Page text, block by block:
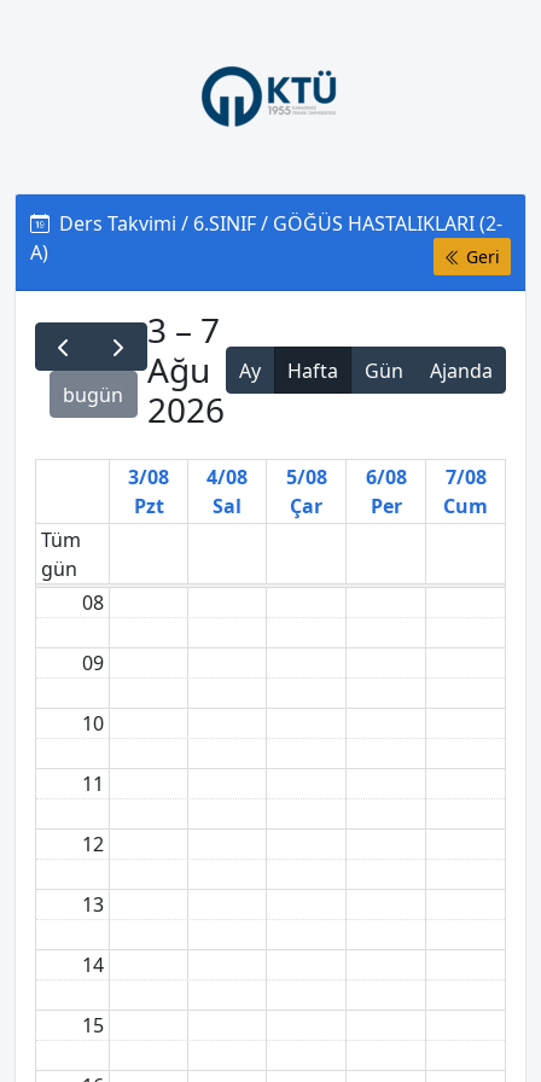
Ders Takvimi / 6.SINIF / GÖĞÜS HASTALIKLARI (2-
A)
Geri
bugün
3 – 7
Ağu
2026
Ay Hafta Gün Ajanda
3/08
Pzt
4/08
Sal
5/08
Çar
6/08
Per
7/08
Cum
Tüm
gün
08
09
10
11
12
13
14
15